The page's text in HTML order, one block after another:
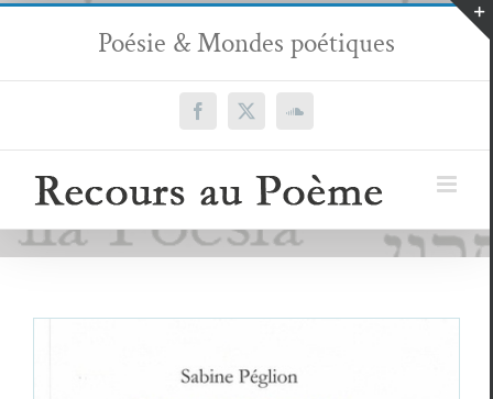
Passer
contenu
Poésie & Mondes poétiques
Facebook
X SoundCloud